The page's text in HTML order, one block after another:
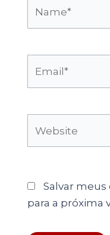
Salvar
para a próxima